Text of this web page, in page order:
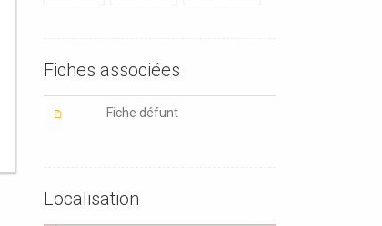
Fiches associées
Fiche défunt
Localisation